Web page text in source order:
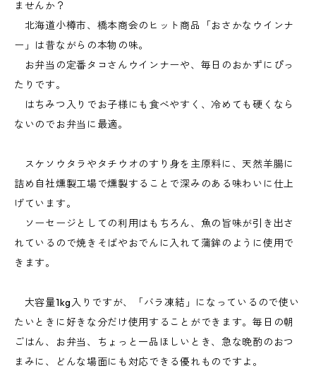
ませんか？
北海道小樽市、橋本商会のヒット商品「おさかなウインナ
ー」は昔ながらの本物の味。
お弁当の定番タコさんウインナーや、毎日のおかずにぴっ
たりです。
はちみつ入りでお子様にも食べやすく、冷めても硬くなら
ないのでお弁当に最適。
スケソウタラやタチウオのすり身を主原料に、天然羊腸に
詰め自社燻製工場で燻製することで深みのある味わいに仕上
げています。
ソーセージとしての利用はもちろん、魚の旨味が引き出さ
れているので焼きそばやおでんに入れて蒲鉾のように使用で
きます。
大容量1kg入りですが、「バラ凍結」になっているので使い
たいときに好きな分だけ使用することができます。毎日の朝
ごはん、お弁当、ちょっと一品ほしいとき、急な晩酌のおつ
まみに、どんな場面にも対応できる優れものですよ。